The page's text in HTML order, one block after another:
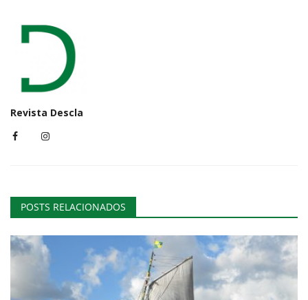
Revista Descla
POSTS RELACIONADOS